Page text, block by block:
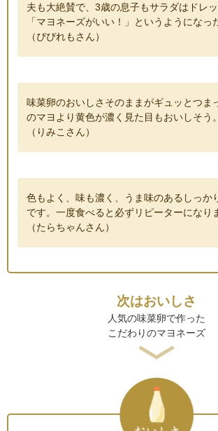
夫も大絶賛で、3歳の息子もサラダはドレ
「マヨネーズがいい！」というようになっ
（ぴぴれもさん）
味菜卵のおいしさそのままがギュッとつま
のマヨより黄色が濃く見た目もおいしそう。
（りみこさん）
色もよく、味も濃く、うま味のあるしっか
です。一度食べると必ずリピーターになり
（たらちゃんさん）
次はおいしさ
人気の味菜卵で作った
こだわりのマヨネーズ